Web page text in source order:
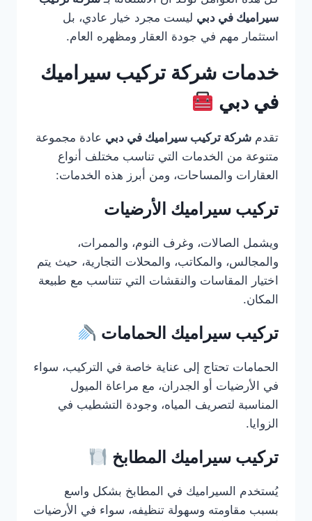
سيراميك في دبي ليست مجرد خيار عادي، بل
استثمار مهم في جودة العقار ومظهره العام.
خدمات شركة تركيب سيراميك
في دبي
تقدم شركة تركيب سيراميك في دبي عادة مجموعة
متنوعة من الخدمات التي تناسب مختلف أنواع
العقارات والمساحات، ومن أبرز هذه الخدمات:
تركيب سيراميك الأرضيات
ويشمل الصالات، وغرف النوم، والممرات،
والمجالس، والمكاتب، والمحلات التجارية، حيث يتم
اختيار المقاسات والنقشات التي تتناسب مع طبيعة
المكان.
تركيب سيراميك الحمامات
الحمامات تحتاج إلى عناية خاصة في التركيب، سواء
في الأرضيات أو الجدران، مع مراعاة الميول
المناسبة لتصريف المياه، وجودة التشطيب في
الزوايا.
تركيب سيراميك المطابخ
يُستخدم السيراميك في المطابخ بشكل واسع
بسبب مقاومته وسهولة تنظيفه، سواء في الأرضيات